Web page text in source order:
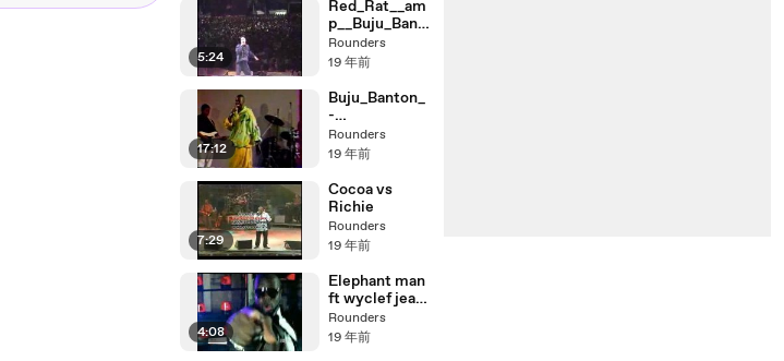
5:24
Red_Rat__am
p__Buju_Bant
on_live
Rounders
19 年前
17:12
Buju_Banton_
-
_Live_In_Jam
aica_-1994-
Rounders
19 年前
7:29
Cocoa vs
Richie
Rounders
19 年前
4:08
Elephant man
ft wyclef jean
- five 0
Rounders
19 年前